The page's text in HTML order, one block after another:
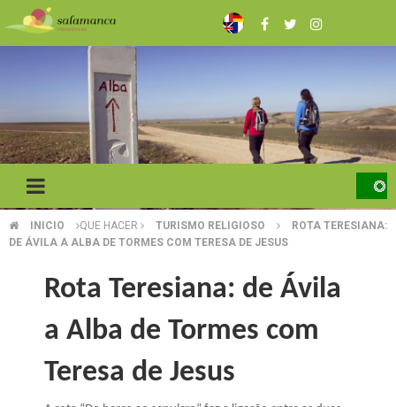
to
BREADCRUMB
INICIO QUE HACER TURISMO RELIGIOSO
ROTA TERESIANA:
DE ÁVILA A ALBA DE TORMES COM TERESA DE JESUS
Rota Teresiana: de Ávila
a Alba de Tormes com
Teresa de Jesus